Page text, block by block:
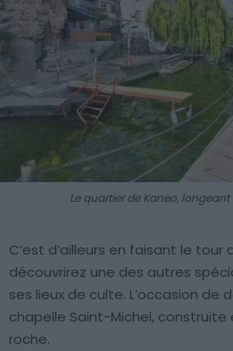
Le quartier de Kaneo, longeant
C’est d’ailleurs en faisant le tour
découvrirez une des autres
ses lieux de culte. L’occasion de
chapelle Saint-Michel, construite
roche.